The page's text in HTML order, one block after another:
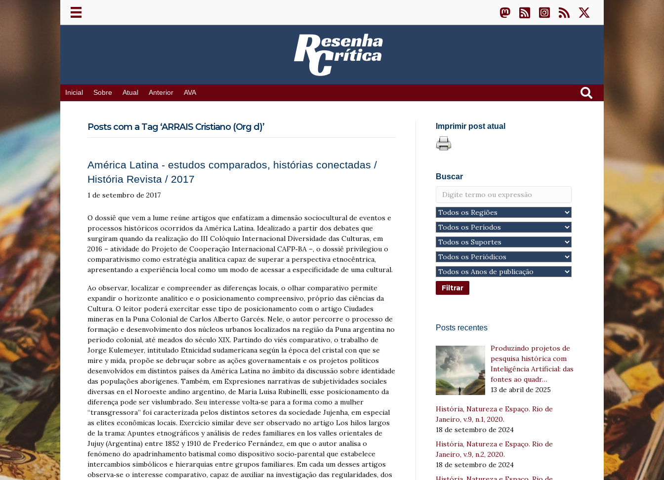
Inicial Sobre Atual Anterior AVA
Posts com a Tag ‘ARRAIS Cristiano (Org d)’
América Latina ‐ estudos comparados, histórias conectadas /
História Revista / 2017
1 de setembro de 2017
O dossiê que vem a lume reúne artigos que enfatizam a dimensão sociocultural de eventos e
processos históricos ocorridos da América Latina. Idealizado a partir dos debates que
surgiram quando da realização do III Colóquio Internacional Diversidade das Culturas, em
2016 – atividade do Projeto de Cooperação Internacional CAFP‐BA –, o dossiê privilegiou o
comparativismo como estratégia analítica capaz de superar a perspectiva etnocêntrica,
apresentando a experiência local como um modo de acessar a especificidade de uma cultural.
Ao observar, localizar e compreender as diferenças locais, o olhar comparativo permite
expandir o horizonte analítico e o posicionamento compreensivo, próprio das ciências da
Cultura. O leitor poderá exercitar esse tipo de posicionamento com o artigo Ciudades
mineras en la Puna Colonial de Carlos Alberto Garcés. Nele, o autor percorre o processo de
formação e desenvolvimento dos núcleos urbanos localizados na região da Puna argentina no
período colonial, até meados do século XIX. Partindo do viés comparativo, o trabalho de
Jorge Kulemeyer, intitulado Etnicidad sudamericana según la época del cristal con que se
mire y mida, propõe se debruçar sobre as ações governamentais e os projetos políticos
desenvolvidos em distintos países da América Latina no âmbito da discussão sobre identidade
das populações aborígenes. Também, em Expresiones narrativas de subjetividades sociales
diversas en el Noroeste andino argentino, de Maria Luisa Rubinelli, esse posicionamento da
diferença pode ser vislumbrado. Seu interesse volta‐se para a forma como a mulher
“transgressora” foi caracterizada pelos distintos setores da sociedade Jujenha, em especial
as elites econômicas locais. Exercício similar deve ser observado no artigo Los hilos largos
de la trama: Apuntes etnográficos y análisis de redes familiares en los valles orientales de
Jujuy (Argentina) entre 1852 y 1910 de Frederico Fernández, em que o autor analisa o
fenómeno do apadrinhamento batismal como dispositivo socio‐parental que estabelece
intercambios simbólicos e hierarquias entre grupos familiares. Em cada um desses artigos
observa‐se o interesse comparativo, capaz de auxiliar na investigação das regularidades, dos
Imprimir post atual
Buscar
Posts recentes
Produzindo projetos de
pesquisa histórica com
Inteligência Artificial: das
fontes ao quadr…
13 de abril de 2025
História, Natureza e Espaço. Rio de
Janeiro, v.9, n.1, 2020.
18 de setembro de 2024
História, Natureza e Espaço. Rio de
Janeiro, v.9, n.2, 2020.
18 de setembro de 2024